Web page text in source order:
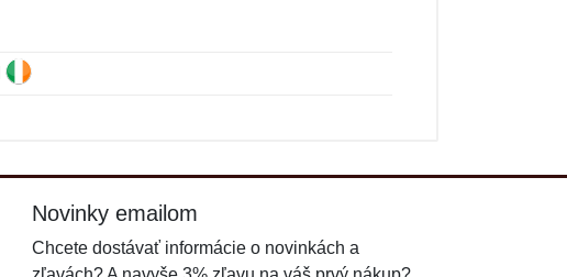
Novinky emailom
Chcete dostávať informácie o novinkách a